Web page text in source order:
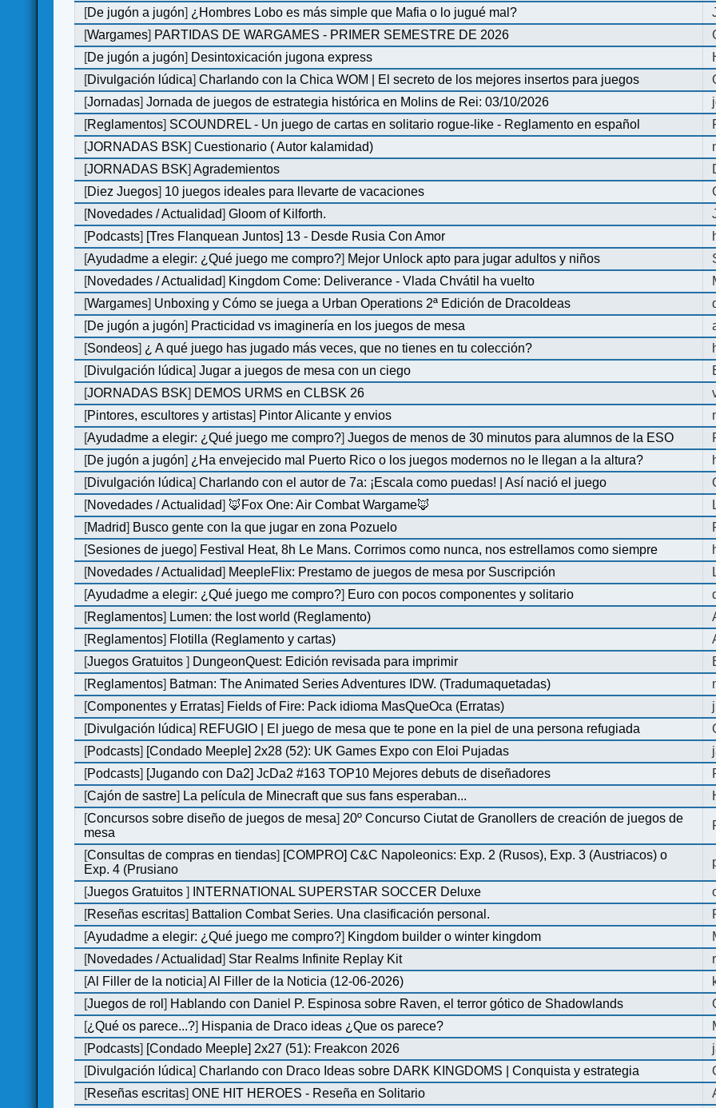
[De jugón a jugón] ¿Hombres Lobo es más simple que Mafia o lo jugué mal?
[Wargames] PARTIDAS DE WARGAMES - PRIMER SEMESTRE DE 2026
[De jugón a jugón] Desintoxicación jugona express
[Divulgación lúdica]Charlando con la Chica WOM | El secreto de los mejores insertos para juegos
[Jornadas]Jornada de juegos de estrategia histórica en Molins de Rei: 03/10/2026
[Reglamentos] SCOUNDREL - Un juego de cartas en solitario rogue-like - Reglamento en español
[JORNADAS BSK]Cuestionario ( Autor kalamidad)
[JORNADAS BSK]Agrademientos
[Diez Juegos] 10 juegos ideales para llevarte de vacaciones
[Novedades / Actualidad]Gloom of Kilforth.
[Podcasts] [Tres Flanquean Juntos] 13 - Desde Rusia Con Amor
[Ayudadme a elegir: ¿Qué juego me compro?] Mejor Unlock apto para jugar adultos y niños
[Novedades / Actualidad] Kingdom Come: Deliverance - Vlada Chvátil ha vuelto
[Wargames] Unboxing y Cómo se juega a Urban Operations 2ª Edición de DracoIdeas
[De jugón a jugón] Practicidad vs imaginería en los juegos de mesa
[Sondeos] ¿ A qué juego has jugado más veces, que no tienes en tu colección?
[Divulgación lúdica]Jugar a juegos de mesa con un ciego
[JORNADAS BSK] DEMOS URMS en CLBSK 26
[Pintores, escultores y artistas] Pintor Alicante y envios
[Ayudadme a elegir: ¿Qué juego me compro?]Juegos de menos de 30 minutos para alumnos de la ESO
[De jugón a jugón] ¿Ha envejecido mal Puerto Rico o los juegos modernos no le llegan a la altura?
[Divulgación lúdica]Charlando con el autor de 7a: ¡Escala como puedas! | Así nació el juego
[Novedades / Actualidad] 🦊Fox One: Air Combat Wargame🦊
[Madrid] Busco gente con la que jugar en zona Pozuelo
[Sesiones de juego] Festival Heat, 8h Le Mans. Corrimos como nunca, nos estrellamos como siempre
[Novedades / Actualidad] MeepleFlix: Prestamo de juegos de mesa por Suscripción
[Ayudadme a elegir: ¿Qué juego me compro?] Euro con pocos componentes y solitario
[Reglamentos] Lumen: the lost world (Reglamento)
[Reglamentos] Flotilla (Reglamento y cartas)
[Juegos Gratuitos] DungeonQuest: Edición revisada para imprimir
[Reglamentos] Batman: The Animated Series Adventures IDW. (Tradumaquetadas)
[Componentes y Erratas] Fields of Fire: Pack idioma MasQueOca (Erratas)
[Divulgación lúdica] REFUGIO | El juego de mesa que te pone en la piel de una persona refugiada
[Podcasts] [Condado Meeple] 2x28 (52): UK Games Expo con Eloi Pujadas
[Podcasts] [Jugando con Da2] JcDa2 #163 TOP10 Mejores debuts de diseñadores
[Cajón de sastre] La película de Minecraft que sus fans esperaban...
[Concursos sobre diseño de juegos de mesa] 20º Concurso Ciutat de Granollers de creación de juegos de
mesa
[Consultas de compras en tiendas] [COMPRO] C&C Napoleonics: Exp. 2 (Rusos), Exp. 3 (Austriacos) o
Exp. 4 (Prusiano
[Juegos Gratuitos] INTERNATIONAL SUPERSTAR SOCCER Deluxe
[Reseñas escritas] Battalion Combat Series. Una clasificación personal.
[Ayudadme a elegir: ¿Qué juego me compro?] Kingdom builder o winter kingdom
[Novedades / Actualidad] Star Realms Infinite Replay Kit
[Al Filler de la noticia]Al Filler de la Noticia (12-06-2026)
[Juegos de rol] Hablando con Daniel P. Espinosa sobre Raven, el terror gótico de Shadowlands
[¿Qué os parece...?] Hispania de Draco ideas ¿Que os parece?
[Podcasts] [Condado Meeple] 2x27 (51): Freakcon 2026
[Divulgación lúdica]Charlando con Draco Ideas sobre DARK KINGDOMS | Conquista y estrategia
[Reseñas escritas]ONE HIT HEROES - Reseña en Solitario